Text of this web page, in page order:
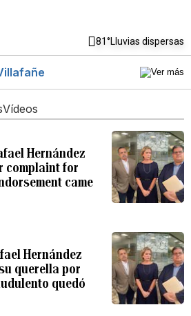
81°Lluvias dispersas
Vídeos
Hernández
complaint for
came
Hernández
querella por
quedó